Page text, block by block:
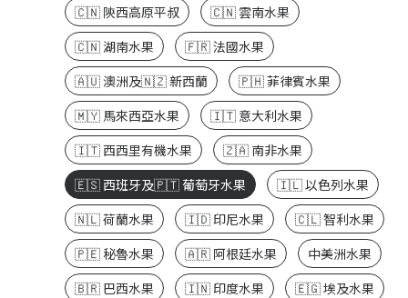
🇨🇳 陝西高原平叔
🇨🇳 雲南水果
🇨🇳 湖南水果
🇫🇷 法國水果
🇦🇺 澳洲及🇳🇿 新西蘭
🇵🇭 菲律賓水果
🇲🇾 馬來西亞水果
🇮🇹 意大利水果
🇮🇹 西西里有機水果
🇿🇦 南非水果
🇪🇸 西班牙及🇵🇹 葡萄牙水果
🇮🇱 以色列水果
🇳🇱 荷蘭水果
🇮🇩 印尼水果
🇨🇱 智利水果
🇵🇪 秘魯水果
🇦🇷 阿根廷水果
中美洲水果
🇧🇷 巴西水果
🇮🇳 印度水果
🇪🇬 埃及水果